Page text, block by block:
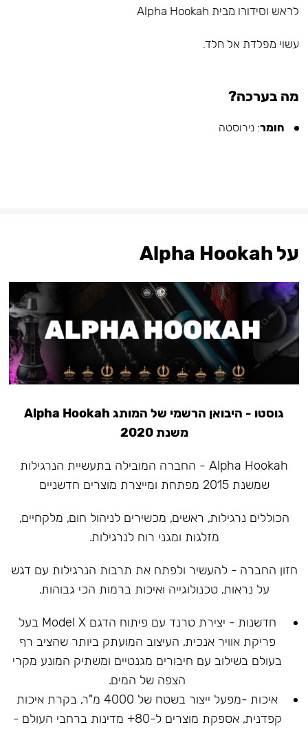
לראש וסידורו מבית Alpha Hookah
עשוי מפלדת אל חלד.⠀
מה בערכה?
חומר: נירוסטה
על Alpha Hookah
גוסטו - היבואן הרשמי של המותג Alpha Hookah
משנת 2020
Alpha Hookah - החברה המובילה בתעשיית הנרגילות
שמשנת 2015 מפתחת ומייצרת מוצרים חדשניים
הכוללים נרגילות, ראשים, מכשירים לניהול חום, מלקחיים,
מזלגות ומגני רוח לנרגילות.
חזון החברה - להעשיר ולפתח את תרבות הנרגילות עם דגש
על נראות, טכנולוגייה ואיכות ברמות הכי גבוהות.
חדשנות - יצירת טרנד עם פיתוח הדגם Model X בעל
פריקת אוויר אנכית, העיצוב המועתק ביותר שהציב רף
בעולם בשילוב עם חיבורים מגנטיים ומשתיק המונע מקרי
הצפה של המים.
איכות -מפעל ייצור בשטח של 4000 מ"ר, בקרת איכות
קפדנית, אספקת מוצרים ל-80+ מדינות ברחבי העולם -